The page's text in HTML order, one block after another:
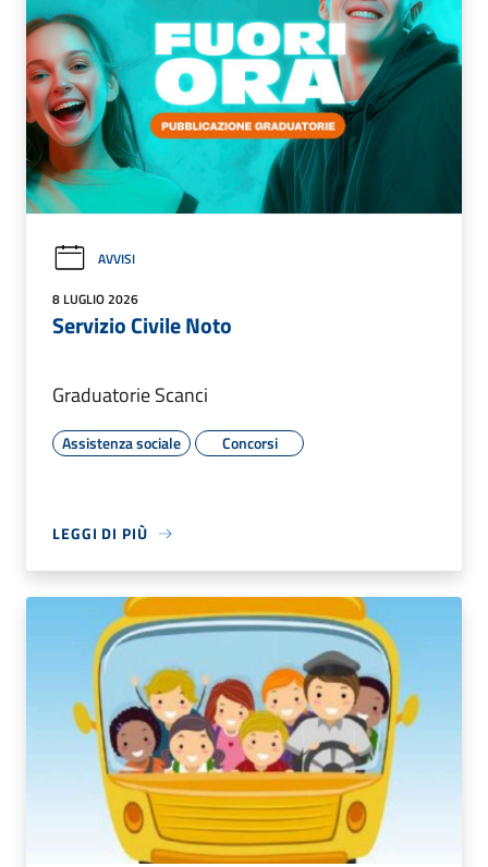
AVVISI
8 LUGLIO 2026
Servizio Civile Noto
Graduatorie Scanci
Assistenza sociale Concorsi
LEGGI DI PIÙ